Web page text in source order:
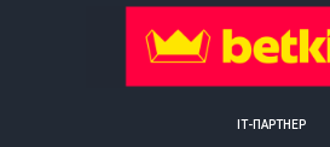
ІТ-ПАРТНЕР